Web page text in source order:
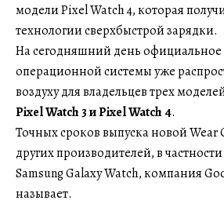
модели Pixel Watch 4, которая
технологии сверхбыстрой зарядки.
На сегодняшний день
операционной системы уже
воздуху для владельцев трех
Pixel Watch 3 и Pixel Watch 4.
Точных сроков выпуска новой Wear
других производителей, в
Samsung Galaxy Watch, компания
называет.